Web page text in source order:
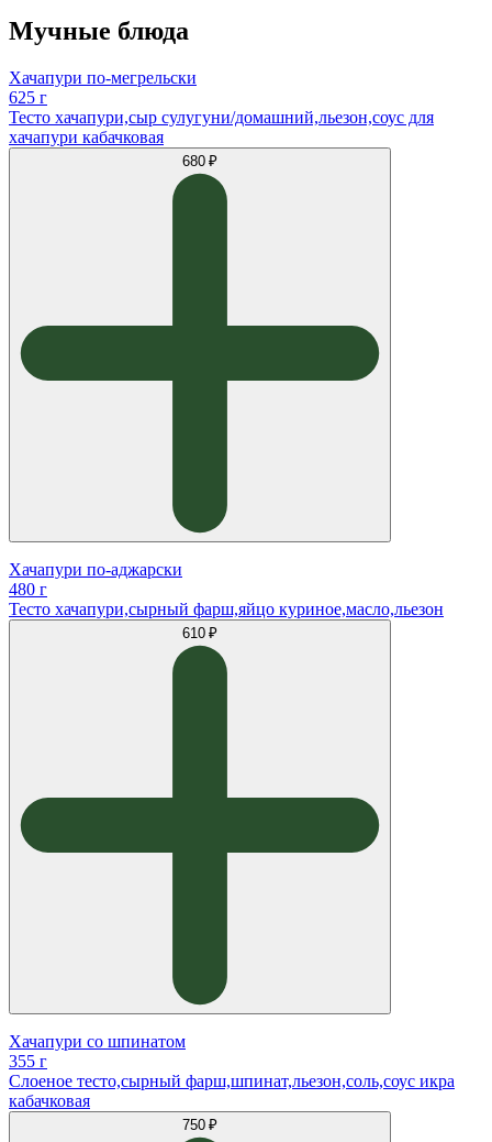
Мучные блюда
Хачапури по-мегрельски
625 г
Тесто хачапури,сыр сулугуни/домашний,льезон,соус для
хачапури кабачковая
680 ₽
Хачапури по-аджарски
480 г
Тесто хачапури,сырный фарш,яйцо куриное,масло,льезон
610 ₽
Хачапури со шпинатом
355 г
Слоеное тесто,сырный фарш,шпинат,льезон,соль,соус икра
кабачковая
750 ₽